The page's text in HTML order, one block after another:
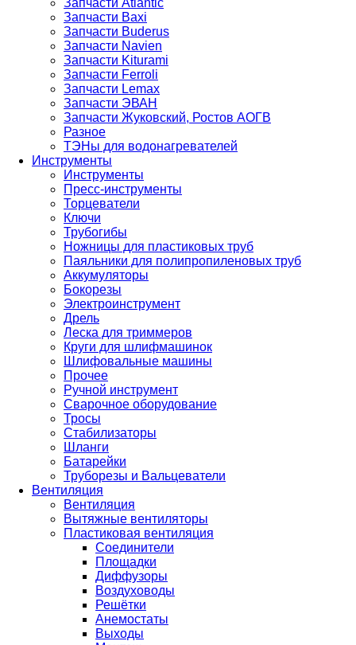
Запчасти Atlantic
Запчасти Baxi
Запчасти Buderus
Запчасти Navien
Запчасти Kiturami
Запчасти Ferroli
Запчасти Lemax
Запчасти ЭВАН
Запчасти Жуковский, Ростов АОГВ
Разное
ТЭНы для водонагревателей
Инструменты
Инструменты
Пресс-инструменты
Торцеватели
Ключи
Трубогибы
Ножницы для пластиковых труб
Паяльники для полипропиленовых труб
Аккумуляторы
Бокорезы
Электроинструмент
Дрель
Леска для триммеров
Круги для шлифмашинок
Шлифовальные машины
Прочее
Ручной инструмент
Сварочное оборудование
Тросы
Стабилизаторы
Шланги
Батарейки
Труборезы и Вальцеватели
Вентиляция
Вентиляция
Вытяжные вентиляторы
Пластиковая вентиляция
Соединители
Площадки
Диффузоры
Воздуховоды
Решётки
Анемостаты
Выходы